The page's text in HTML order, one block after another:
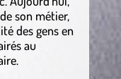
son métier,
des gens en
au